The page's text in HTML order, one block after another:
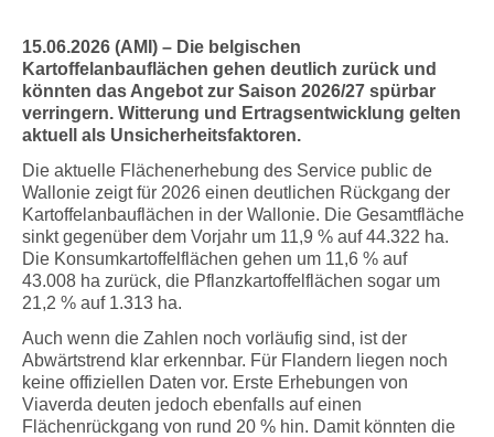
15.06.2026 (AMI) – Die belgischen
Kartoffelanbauflächen gehen deutlich zurück und
könnten das Angebot zur Saison 2026/27 spürbar
verringern. Witterung und Ertragsentwicklung gelten
aktuell als Unsicherheitsfaktoren.
Die aktuelle Flächenerhebung des Service public de
Wallonie zeigt für 2026 einen deutlichen Rückgang der
Kartoffelanbauflächen in der Wallonie. Die Gesamtfläche
sinkt gegenüber dem Vorjahr um 11,9 % auf 44.322 ha.
Die Konsumkartoffelflächen gehen um 11,6 % auf
43.008 ha zurück, die Pflanzkartoffelflächen sogar um
21,2 % auf 1.313 ha.
Auch wenn die Zahlen noch vorläufig sind, ist der
Abwärtstrend klar erkennbar. Für Flandern liegen noch
keine offiziellen Daten vor. Erste Erhebungen von
Viaverda deuten jedoch ebenfalls auf einen
Flächenrückgang von rund 20 % hin. Damit könnten die